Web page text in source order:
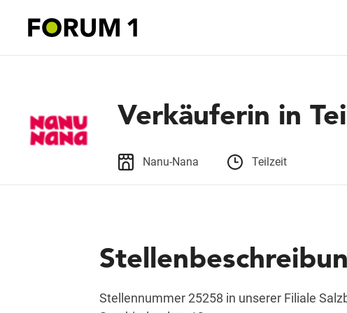
Verkäuferin in
Nanu-Nana Teilzeit
Stellennummer 25258 in unserer Filiale